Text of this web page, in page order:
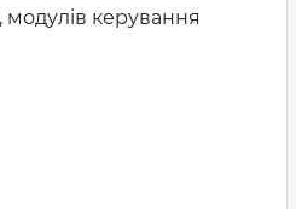
модулів керування